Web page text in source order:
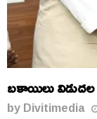
బకాయిలు
byDivitimedia